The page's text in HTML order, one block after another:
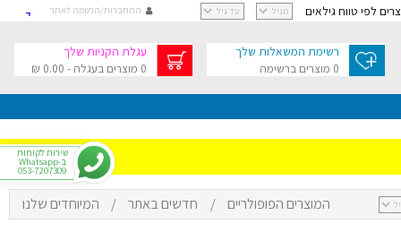
קישור
התחברות/הרשמה לאתר לפי טווח גילאים
עגלת הקניות שלך
0 מוצרים בעגלה - 0.00 ₪
הקניות שלךבסך 0.00 ₪
רשימת המשאלות שלך
0 מוצרים ברשימה
שירות לקוחות
ב-Whatsapp
053-7207309
המוצרים הפופולריים / חדשים באתר / המיוחדים שלנו